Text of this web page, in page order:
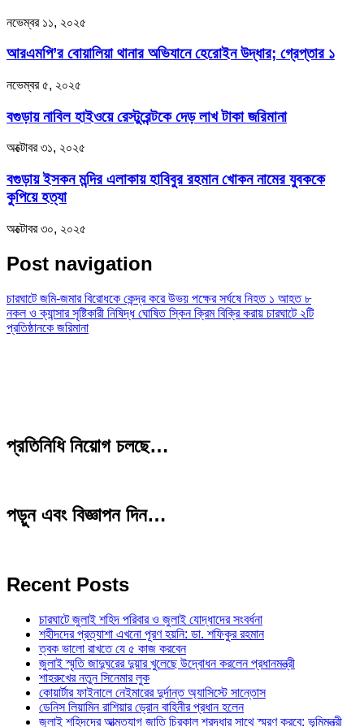
নভেম্বর ১১, ২০২৫
আরএমপি’র বোয়ালিয়া থানার অভিযানে হেরোইন উদ্ধার; গ্রেপ্তার ১
নভেম্বর ৫, ২০২৫
বগুড়ায় নাবিল হাইওয়ে রেস্টুরেন্টকে দেড় লাখ টাকা জরিমানা
অক্টোবর ৩১, ২০২৫
বগুড়ায় ইসকন মন্দির এলাকায় হাবিবুর রহমান খোকন নামের যুবককে
কুপিয়ে হত্যা
অক্টোবর ৩০, ২০২৫
Post navigation
চারঘাটে জমি-জমার বিরোধকে কেন্দ্র করে উভয় পক্ষের সর্ঘষে নিহত ১ আহত ৮
নকল ও ক্যান্সার সৃষ্টিকারী নিষিদ্ধ ঘোষিত স্কিন ক্রিম বিক্রি করায় চারঘাটে ২টি
প্রতিষ্ঠানকে জরিমানা
প্রতিনিধি নিয়োগ চলছে…
পড়ুন এবং বিজ্ঞাপন দিন…
Recent Posts
চারঘাটে জুলাই শহিদ পরিবার ও জুলাই যোদ্ধাদের সংবর্ধনা
শহীদদের প্রত্যাশা এখনো পূরণ হয়নি: ডা. শফিকুর রহমান
ত্বক ভালো রাখতে যে ৫ কাজ করবেন
জুলাই স্মৃতি জাদুঘরের দুয়ার খুলেছে উদ্বোধন করলেন প্রধানমন্ত্রী
শাহরুখের নতুন সিনেমার লুক
কোয়ার্টার ফাইনালে নেইমারের দুর্দান্ত অ্যাসিস্টে সান্তোস
ডেনিস লিয়ামিন রাশিয়ার ড্রোন বাহিনীর প্রধান হলেন
জুলাই শহিদদের আত্মত্যাগ জাতি চিরকাল শ্রদ্ধার সাথে স্মরণ করবে: ভূমিমন্ত্রী